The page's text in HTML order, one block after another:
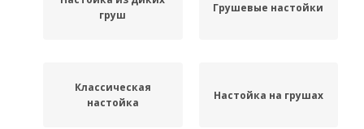
груш
Грушевые настойки
Классическая
настойка
Настойка на грушах